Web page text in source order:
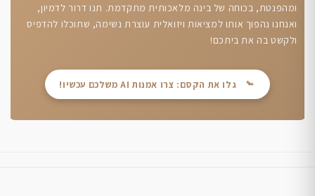
ומהפנטת, בכוחה של בינה מלאכותית מתקדמת. תנו דרור לדמיון,
ואנחנו נהפוך אותו למציאות ויזואלית עוצרת נשימה, שתוכלו להדפיס
ולקשט בה את ביתכם!
גלו את הקסם: צרו אמנות AI משלכם עכשיו!